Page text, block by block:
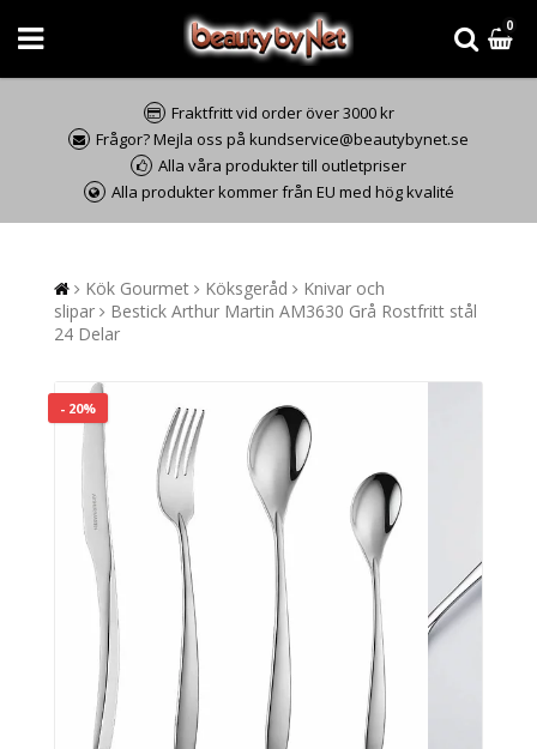
0
Fraktfritt vid order över 3000 kr
Frågor? Mejla oss på kundservice@beautybynet.se
Alla våra produkter till outletpriser
Alla produkter kommer från EU med hög kvalité
Kök Gourmet Köksgeråd
Knivar och
slipar
Bestick Arthur Martin AM3630 Grå Rostfritt stål
24 Delar
- 20%